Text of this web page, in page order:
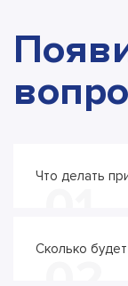
Что делать
Сколько